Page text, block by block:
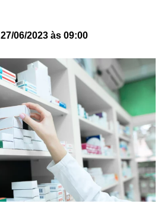
27/06/2023 às 09:00